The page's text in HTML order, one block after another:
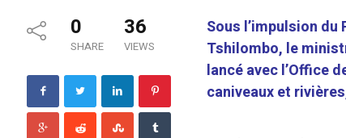
0
SHARE
36
VIEWS
Sous l’impulsion
Tshilombo, le
lancé avec l’Office
caniveaux et